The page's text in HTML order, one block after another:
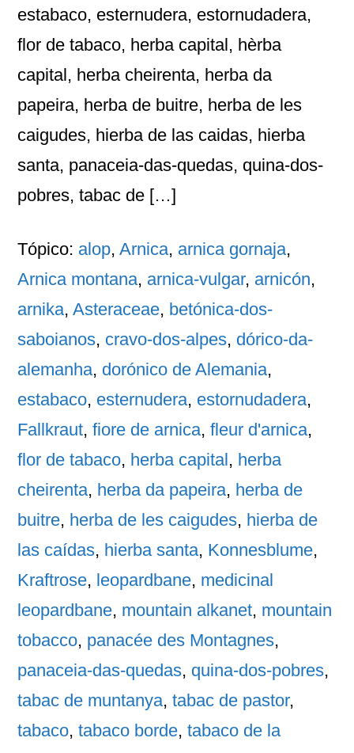
estabaco, esternudera, estornudadera,
flor de tabaco, herba capital, hèrba
capital, herba cheirenta, herba da
papeira, herba de buitre, herba de les
caigudes, hierba de las caidas, hierba
santa, panaceia-das-quedas, quina-dos-
pobres, tabac de […]
Tópico: alop,Arnica, arnica gornaja,
Arnica montana, arnica-vulgar, arnicón,
arnika,Asteraceae, betónica-dos-
saboianos, cravo-dos-alpes, dórico-da-
alemanha, dorónico de Alemania,
estabaco, esternudera, estornudadera,
Fallkraut,fiore de arnica,fleur d'arnica,
flor de tabaco, herba capital, herba
cheirenta, herba da papeira, herba de
buitre, herba de les caigudes, hierba de
las caídas, hierba santa, Konnesblume,
Kraftrose, leopardbane, medicinal
leopardbane, mountain alkanet, mountain
tobacco, panacée des Montagnes,
panaceia-das-quedas, quina-dos-pobres,
tabac de muntanya,tabac de pastor,
tabaco,tabaco borde,tabaco de la